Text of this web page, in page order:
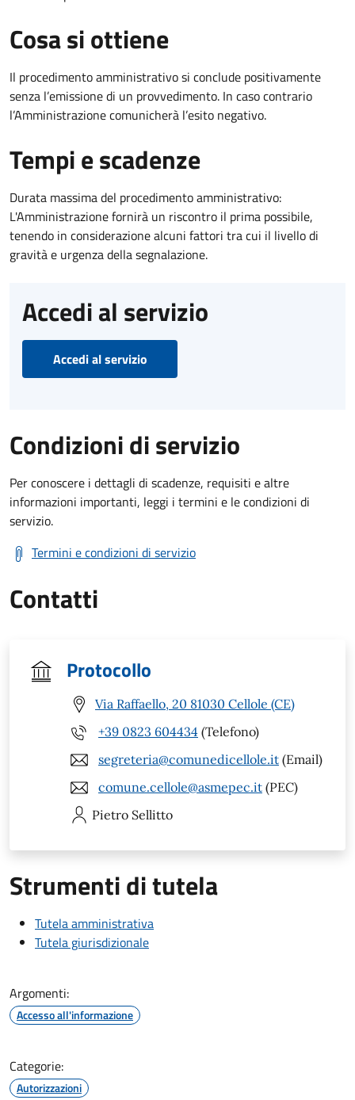
Cosa si ottiene
Il procedimento amministrativo si conclude positivamente
senza l’emissione di un provvedimento. In caso contrario
l’Amministrazione comunicherà l’esito negativo.
Tempi e scadenze
Durata massima del procedimento amministrativo:
L'Amministrazione fornirà un riscontro il prima possibile,
tenendo in considerazione alcuni fattori tra cui il livello di
gravità e urgenza della segnalazione.
Accedi al servizio
Accedi al servizio
Condizioni di servizio
Per conoscere i dettagli di scadenze, requisiti e altre
informazioni importanti, leggi i termini e le condizioni di
servizio.
Termini e condizioni di servizio
Contatti
Protocollo
Via Raffaello, 20 81030 Cellole (CE)
+39 0823 604434 (Telefono)
segreteria@comunedicellole.it (Email)
comune.cellole@asmepec.it (PEC)
Pietro Sellitto
Strumenti di tutela
Tutela amministrativa
Tutela giurisdizionale
Argomenti:
Accesso all'informazione
Categorie:
Autorizzazioni